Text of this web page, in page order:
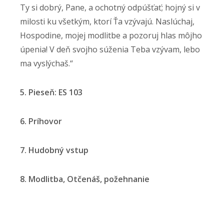
Ty si dobrý, Pane, a ochotný odpúšťať; hojný si v
milosti ku všetkým, ktorí Ťa vzývajú. Naslúchaj,
Hospodine, mojej modlitbe a pozoruj hlas môjho
úpenia! V deň svojho súženia Teba vzývam, lebo
ma vyslýchaš.“
5. Pieseň: ES 103
6. Príhovor
7. Hudobný vstup
8. Modlitba, Otčenáš, požehnanie